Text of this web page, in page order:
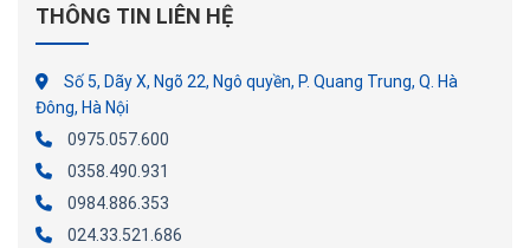
THÔNG TIN LIÊN HỆ
Số 5, Dãy X, Ngõ 22, Ngô quyền, P. Quang Trung, Q. Hà
Đông, Hà Nội
0975.057.600
0358.490.931
0984.886.353
024.33.521.686